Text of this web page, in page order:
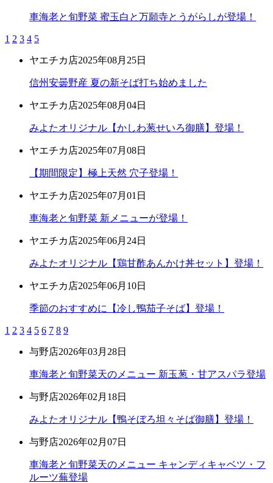
車海老と旬野菜 蜜玉白と万願寺とうがらしが登場！
1 2 3 4 5
ヤエチカ店2025年08月25日
信州安曇野産 夏の新そば打ち始めました
ヤエチカ店2025年08月04日
みよたオリジナル【かしわ葱せいろ御膳】登場！
ヤエチカ店2025年07月08日
【期間限定】極上天然 穴子登場！
ヤエチカ店2025年07月01日
車海老と旬野菜 新メニューが登場！
ヤエチカ店2025年06月24日
みよたオリジナル【鶏甘酢あんかけ丼セット】登場！
ヤエチカ店2025年06月10日
季節のおすすめに【冷し鴨茄子そば】登場！
1 2 3 4 5 6 7 8 9
与野店2026年03月28日
車海老と旬野菜天のメニュー 新玉葱・甘アスパラ登場
与野店2026年02月18日
みよたオリジナル【鴨そぼろ坦々そば御膳】登場！
与野店2026年02月07日
車海老と旬野菜天のメニュー キャンディキャベツ・フ
ルーツ蕪登場